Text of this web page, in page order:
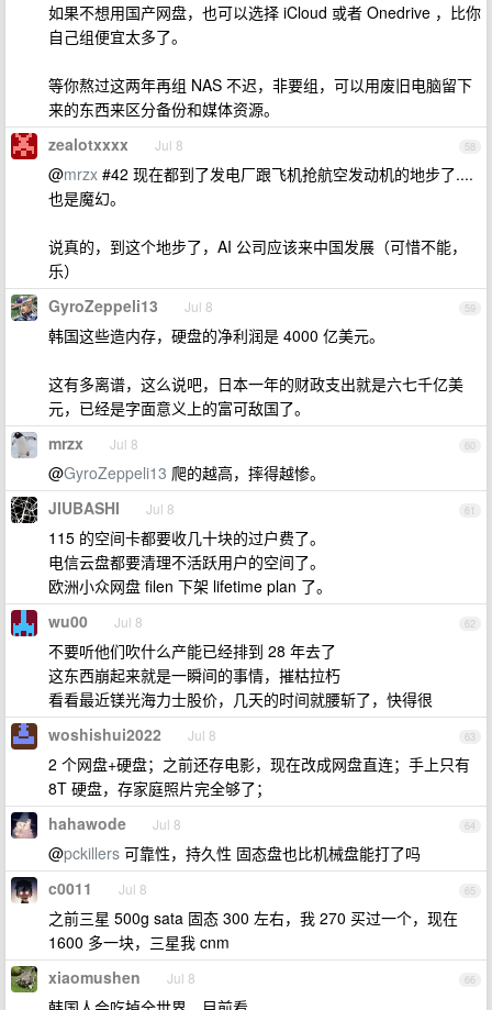
如果不想用国产网盘，也可以选择 iCloud 或者 Onedrive ，比你
自己组便宜太多了。
等你熬过这两年再组 NAS 不迟，非要组，可以用废旧电脑留下
来的东西来区分备份和媒体资源。
58
zealotxxxx Jul 8
@mrzx #42 现在都到了发电厂跟飞机抢航空发动机的地步了....
也是魔幻。
说真的，到这个地步了，AI 公司应该来中国发展（可惜不能，
乐）
59
GyroZeppeli13 Jul 8
韩国这些造内存，硬盘的净利润是 4000 亿美元。
这有多离谱，这么说吧，日本一年的财政支出就是六七千亿美
元，已经是字面意义上的富可敌国了。
60
mrzx Jul 8
@GyroZeppeli13 爬的越高，摔得越惨。
61
JIUBASHI Jul 8
115 的空间卡都要收几十块的过户费了。
电信云盘都要清理不活跃用户的空间了。
欧洲小众网盘 filen 下架 lifetime plan 了。
62
wu00 Jul 8
不要听他们吹什么产能已经排到 28 年去了
这东西崩起来就是一瞬间的事情，摧枯拉朽
看看最近镁光海力士股价，几天的时间就腰斩了，快得很
63
woshishui2022 Jul 8
2 个网盘+硬盘；之前还存电影，现在改成网盘直连；手上只有
8T 硬盘，存家庭照片完全够了；
64
hahawode Jul 8
@pckillers 可靠性，持久性 固态盘也比机械盘能打了吗
65
c0011 Jul 8
之前三星 500g sata 固态 300 左右，我 270 买过一个，现在
1600 多一块，三星我 cnm
66
xiaomushen Jul 8